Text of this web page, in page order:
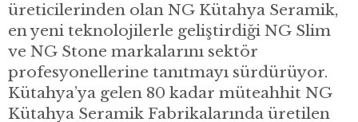
üreticilerinden olan NG Kütahya Seramik,
en yeni teknolojilerle geliştirdiği NG Slim
ve NG Stone markalarını sektör
profesyonellerine tanıtmayı sürdürüyor.
Kütahya’ya gelen 80 kadar müteahhit NG
Kütahya Seramik Fabrikalarında üretilen